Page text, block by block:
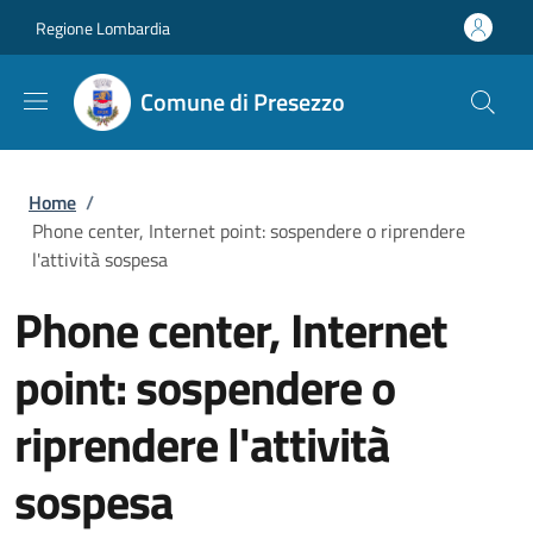
Regione Lombardia
Comune di Presezzo
Briciole di pane
Home /
Phone center, Internet point: sospendere o riprendere
l'attività sospesa
Phone center, Internet
point: sospendere o
riprendere l'attività
sospesa